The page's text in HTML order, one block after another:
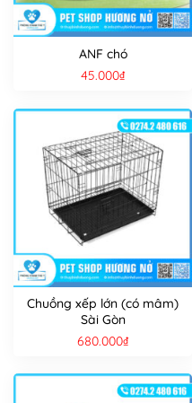
ANF chó
45.000₫
Chuồng xếp lớn (có mâm)
Sài Gòn
680.000₫